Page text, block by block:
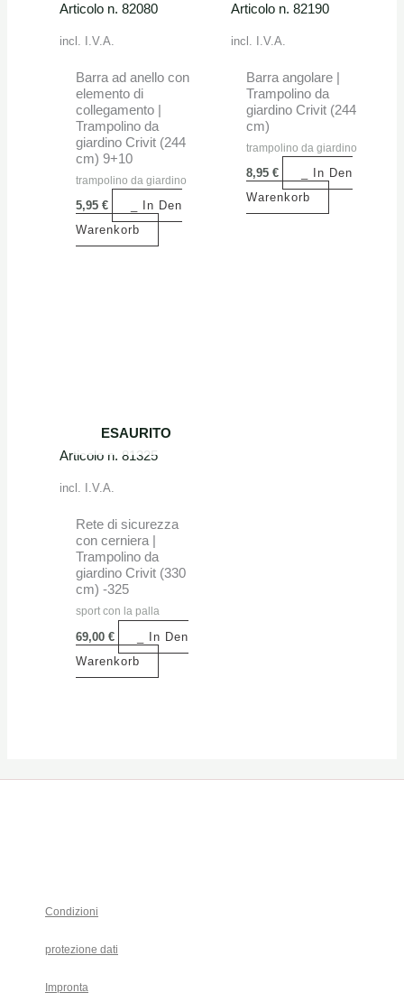
Articolo n. 82080
incl. I.V.A.
Barra ad anello con
elemento di
collegamento |
Trampolino da
giardino Crivit (244
cm) 9+10
trampolino da giardino
5,95 €
_ In Den
Warenkorb
Articolo n. 82190
incl. I.V.A.
Barra angolare |
Trampolino da
giardino Crivit (244
cm)
trampolino da giardino
8,95€
_ In Den
Warenkorb
ESAURITO
Articolo n. 81325
incl. I.V.A.
Rete di sicurezza
con cerniera |
Trampolino da
giardino Crivit (330
cm) -325
sport con la palla
69,00 €
_ In Den
Warenkorb
Condizioni
protezione dati
Impronta